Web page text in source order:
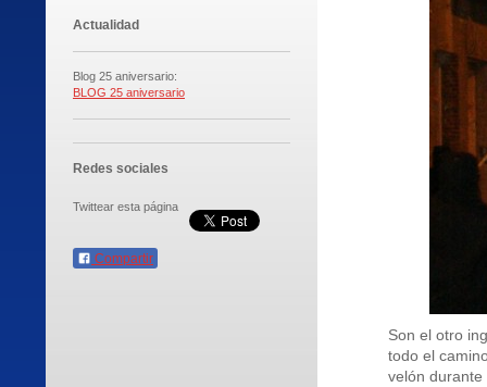
Actualidad
Blog 25 aniversario:
BLOG 25 aniversario
Redes sociales
Twittear esta página
Compartir
Son el otro
todo el
velón